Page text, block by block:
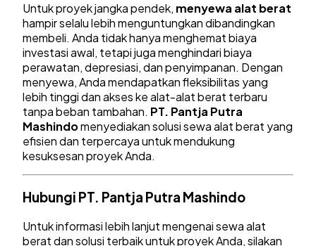
Untuk proyek jangka pendek, menyewa alat berat
hampir selalu lebih menguntungkan dibandingkan
membeli. Anda tidak hanya menghemat biaya
investasi awal, tetapi juga menghindari biaya
perawatan, depresiasi, dan penyimpanan. Dengan
menyewa, Anda mendapatkan fleksibilitas yang
lebih tinggi dan akses ke alat-alat berat terbaru
tanpa beban tambahan. PT. Pantja Putra
Mashindomenyediakan solusi sewa alat berat yang
efisien dan terpercaya untuk mendukung
kesuksesan proyek Anda.
Hubungi PT. Pantja Putra Mashindo
Untuk informasi lebih lanjut mengenai sewa alat
berat dan solusi terbaik untuk proyek Anda, silakan